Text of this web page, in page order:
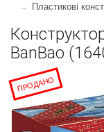
Пластикові
BanBao
ПРОДАНО